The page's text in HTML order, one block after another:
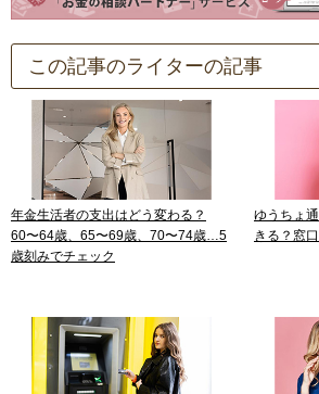
この記事のライターの記事
年金生活者の支出はどう変わる？
60〜64歳、65〜69歳、70〜74歳…5
歳刻みでチェック
ゆうちょ
きる？窓